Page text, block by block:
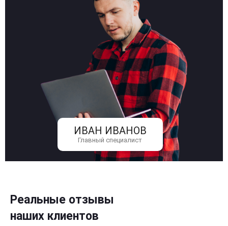
ИВАН ИВАНОВ
Главный специалист
Реальные отзывы
наших клиентов